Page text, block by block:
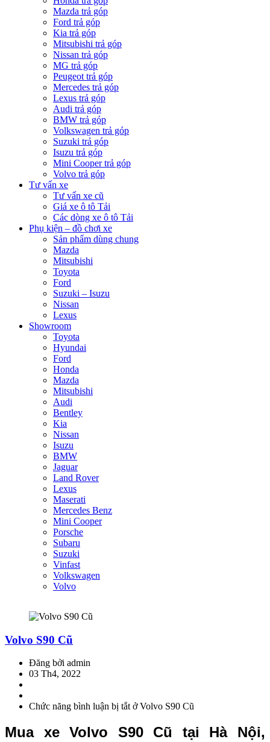
Mazda trả góp
Ford trả góp
Kia trả góp
Mitsubishi trả góp
Nissan trả góp
MG trả góp
Peugeot trả góp
Mercedes trả góp
Lexus trả góp
Audi trả góp
BMW trả góp
Volkswagen trả góp
Suzuki trả góp
Isuzu trả góp
Mini Cooper trả góp
Volvo trả góp
Tư vấn xe
Tư vấn xe cũ
Giá xe ô tô Tải
Các dòng xe ô tô Tải
Phụ kiện – đồ chơi xe
Sản phẩm dùng chung
Mazda
Mitsubishi
Toyota
Ford
Suzuki – Isuzu
Nissan
Lexus
Showroom
Toyota
Hyundai
Ford
Honda
Mazda
Mitsubishi
Audi
Bentley
Kia
Nissan
Isuzu
BMW
Jaguar
Land Rover
Lexus
Maserati
Mercedes Benz
Mini Cooper
Porsche
Subaru
Suzuki
Vinfast
Volkswagen
Volvo
Volvo S90 Cũ
Đăng bởi admin
03 Th4, 2022
Chức năng bình luận bị tắtở Volvo S90 Cũ
Mua xe Volvo S90 Cũ tại Hà Nội,